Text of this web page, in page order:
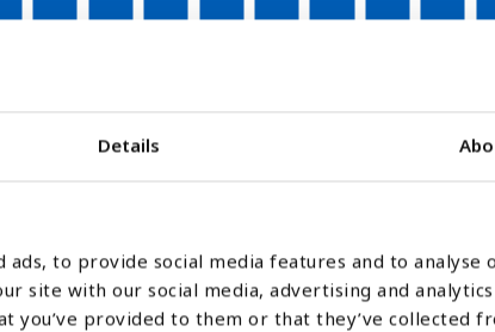
Details
to provide social media features and to analyse
site with our social media, advertising and
provided to them or that they’ve collected